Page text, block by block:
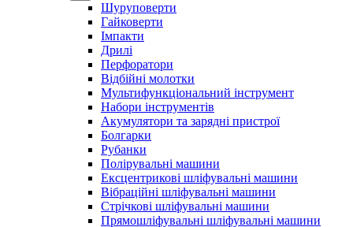
Шуруповерти
Гайковерти
Імпакти
Дрилі
Перфоратори
Відбійні молотки
Мультифункціональний інструмент
Набори інструментів
Акумулятори та зарядні пристрої
Болгарки
Рубанки
Полірувальні машини
Ексцентрикові шліфувальні машини
Вібраційні шліфувальні машини
Стрічкові шліфувальні машини
Прямошліфувальні шліфувальні машини